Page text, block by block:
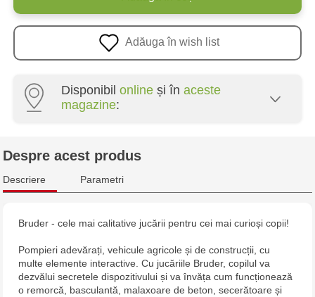
Adăuga în wish list
Disponibil online și în aceste
magazine:
Multistore Centru - bd. Cantemir, 6
Jucărenia Bălți - str. Alexandru Cel Bun, 5
Despre acest produs
Descriere Parametri
Bruder - cele mai calitative jucării pentru cei mai curioși copii!
Pompieri adevărați, vehicule agricole și de construcții, cu
multe elemente interactive. Cu jucăriile Bruder, copilul va
dezvălui secretele dispozitivului și va învăța cum funcționează
o remorcă, basculantă, malaxoare de beton, secerătoare și